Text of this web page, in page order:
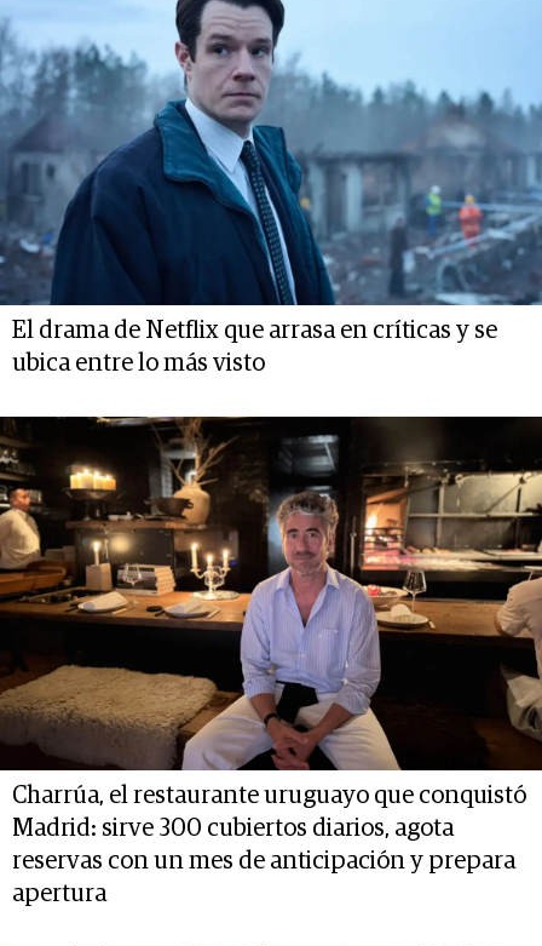
El drama de Netflix que arrasa en críticas y se
ubica entre lo más visto
Charrúa, el restaurante uruguayo que conquistó
Madrid: sirve 300 cubiertos diarios, agota
reservas con un mes de anticipación y prepara
apertura